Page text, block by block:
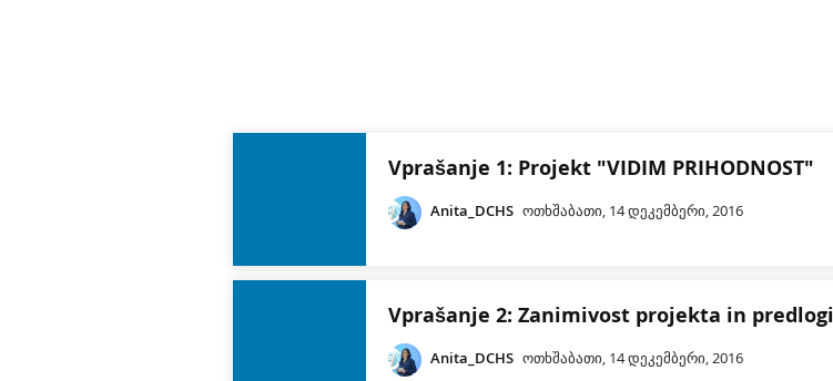
Vprašanje 1: Projekt "VIDIM PRIHODNOST"
Anita_DCHS ოთხშაბათი, 14 დეკემბერი, 2016
Vprašanje 2: Zanimivost projekta in predlogi
Anita_DCHS ოთხშაბათი, 14 დეკემბერი, 2016